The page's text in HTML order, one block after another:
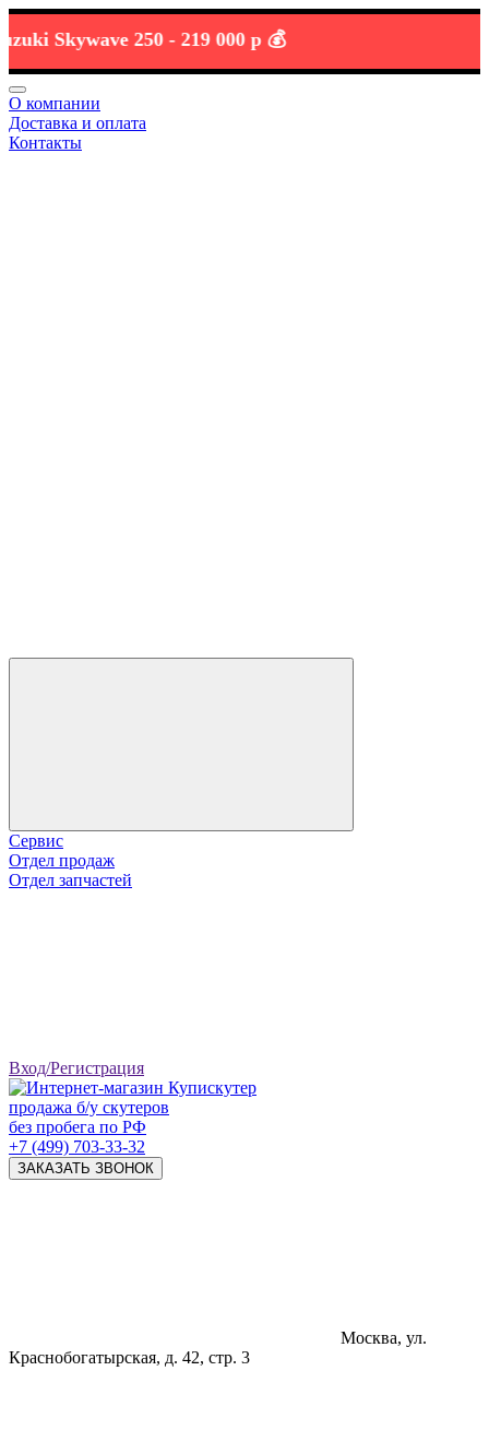
Skywave 250 -219 000 р 💰
О компании
Доставка и оплата
Контакты
Сервис
Отдел продаж
Отдел запчастей
Вход/Регистрация
продажа б/у скутеров
без пробега по РФ
+7 (499) 703-33-32
ЗАКАЗАТЬ ЗВОНОК
Москва, ул.
Краснобогатырская, д. 42, стр. 3